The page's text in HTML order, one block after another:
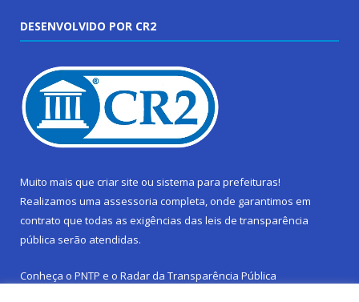
DESENVOLVIDO POR CR2
Muito mais que criar site ou sistema para prefeituras!
Realizamos uma assessoria completa, onde garantimos em
contrato que todas as exigências das leis de transparência
pública serão atendidas.
Conheça o PNTP e o Radar da Transparência Pública